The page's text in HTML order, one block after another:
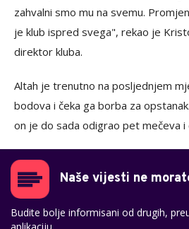
zahvalni smo mu na svemu.
je klub ispred svega", rekao je
direktor kluba.
Altah je trenutno na posljednjem
bodova i čeka ga borba za
on je do sada odigrao pet mečeva i
Naše vijesti ne
Budite bolje informisani od drugih,